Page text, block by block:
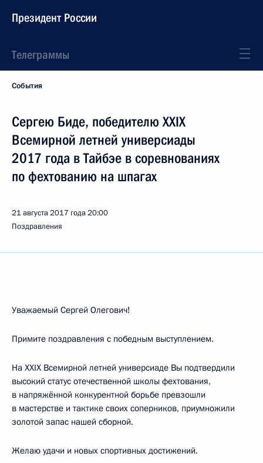
Президент России
Телеграммы
События
Сергею Биде, победителю XXIX
Всемирной летней универсиады
2017 года в Тайбэе в соревнованиях
по фехтованию на шпагах
21 августа 2017 года20:00
Поздравления
Уважаемый Сергей Олегович!
Примите поздравления с победным выступлением.
На XXIX Всемирной летней универсиаде Вы подтвердили
высокий статус отечественной школы фехтования,
в напряжённой конкурентной борьбе превзошли
в мастерстве и тактике своих соперников, приумножили
золотой запас нашей сборной.
Желаю удачи и новых спортивных достижений.